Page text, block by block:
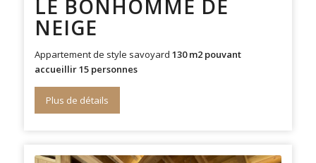
LE BONHOMME DE
NEIGE
Appartement de style savoyard 130 m2 pouvant
accueillir 15 personnes
Plus de détails